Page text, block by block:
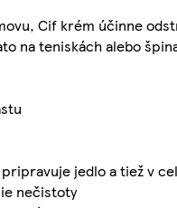
Cif krém účinne
na teniskách alebo
jedlo a tiež v
nečistoty